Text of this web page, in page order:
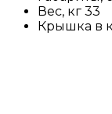
Вес, кг 33
Крышка в